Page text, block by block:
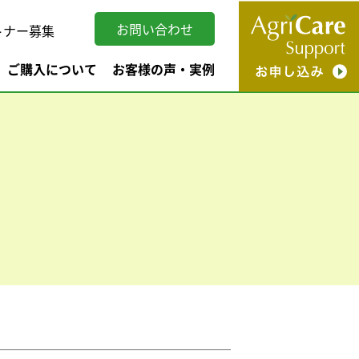
ー募集 お問い合わせ
ご購入について お客様の声・実例